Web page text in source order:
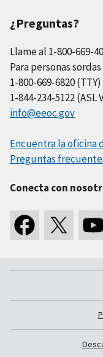
¿Preguntas?
Llame al 1-800-669-
Para personas
1-800-669-6820 (TTY)
1-844-234-5122 (ASL
info@eeoc.gov
Encuentra la oficina
Preguntas
Conecta con